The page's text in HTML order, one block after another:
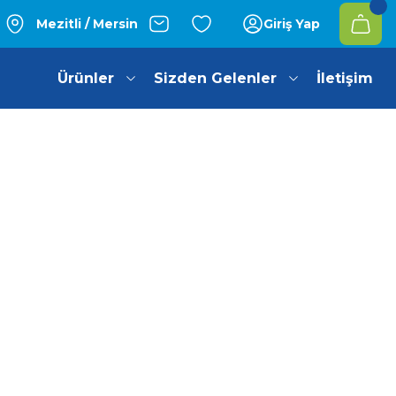
Mezitli / Mersin Giriş Yap
Ürünler Sizden Gelenler İletişim